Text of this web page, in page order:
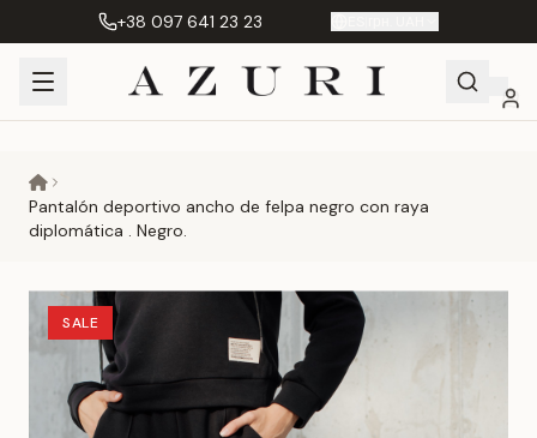
+38 097 641 23 23
Pantalón deportivo ancho de felpa negro con raya
diplomática . Negro.
SALE